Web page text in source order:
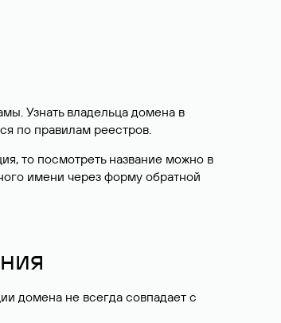
Узнать владельца домена в
по правилам реестров.
то посмотреть название можно в
имени через форму обратной
домена не всегда совпадает с